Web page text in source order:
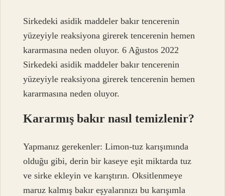
Sirkedeki asidik maddeler bakır tencerenin
yüzeyiyle reaksiyona girerek tencerenin hemen
kararmasına neden oluyor. 6 Ağustos 2022
Sirkedeki asidik maddeler bakır tencerenin
yüzeyiyle reaksiyona girerek tencerenin hemen
kararmasına neden oluyor.
Kararmış bakır nasıl temizlenir?
Yapmanız gerekenler: Limon-tuz karışımında
olduğu gibi, derin bir kaseye eşit miktarda tuz
ve sirke ekleyin ve karıştırın. Oksitlenmeye
maruz kalmış bakır eşyalarınızı bu karışımla